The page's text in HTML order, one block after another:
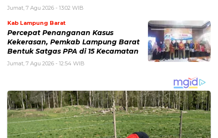
Jumat, 7 Agu 2026 - 13:02 WIB
Kab Lampung Barat
Percepat Penanganan Kasus
Kekerasan, Pemkab Lampung Barat
Bentuk Satgas PPA di 15 Kecamatan
Jumat, 7 Agu 2026 - 12:54 WIB